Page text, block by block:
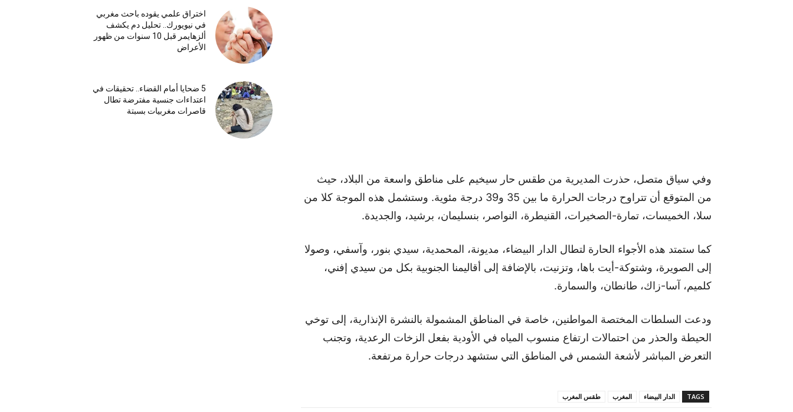
اختراق علمي يقوده باحث مغربي
في نيويورك.. تحليل دم يكشف
ألزهايمر قبل 10 سنوات من ظهور
الأعراض
5 ضحايا أمام القضاء.. تحقيقات في
اعتداءات جنسية مفترضة تطال
قاصرات مغربيات بسبتة
وفي سياق متصل، حذرت المديرية من طقس حار سيخيم على مناطق واسعة من البلاد، حيث
من المتوقع أن تتراوح درجات الحرارة ما بين 35 و39 درجة مئوية. وستشمل هذه الموجة كلا من
سلا، الخميسات، تمارة-الصخيرات، القنيطرة، النواصر، بنسليمان، برشيد، والجديدة.
كما ستمتد هذه الأجواء الحارة لتطال الدار البيضاء، مديونة، المحمدية، سيدي بنور، وآسفي، وصولا
إلى الصويرة، وشتوكة-أيت باها، وتزنيت، بالإضافة إلى أقاليمنا الجنوبية بكل من سيدي إفني،
كلميم، آسا-زاك، طانطان، والسمارة.
ودعت السلطات المختصة المواطنين، خاصة في المناطق المشمولة بالنشرة الإنذارية، إلى توخي
الحيطة والحذر من احتمالات ارتفاع منسوب المياه في الأودية بفعل الزخات الرعدية، وتجنب
التعرض المباشر لأشعة الشمس في المناطق التي ستشهد درجات حرارة مرتفعة.
TAGS الدار البيضاء المغرب طقس المغرب